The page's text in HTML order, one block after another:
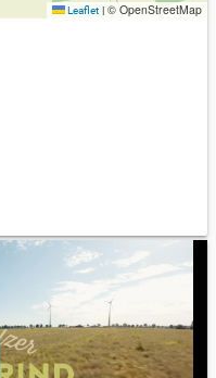
Leaflet © OpenStreetMap